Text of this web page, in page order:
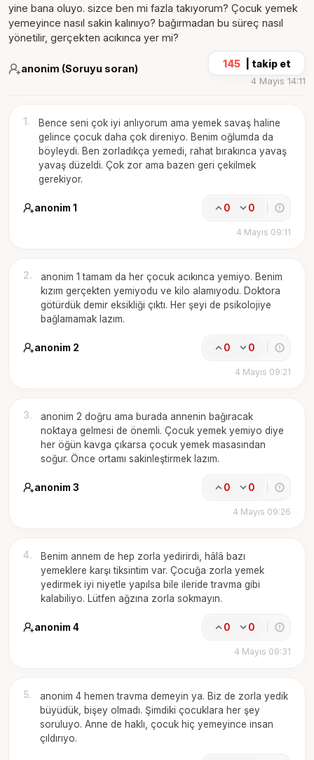
yine bana oluyo. sizce ben mi fazla takıyorum? Çocuk yemek
yemeyince nasıl sakin kalınıyo? bağırmadan bu süreç nasıl
yönetilir, gerçekten acıkınca yer mi?
anonim (Soruyu soran) 145 takip et
4 Mayıs 14:11
1 .
Bence seni çok iyi anlıyorum ama yemek savaş haline
gelince çocuk daha çok direniyo. Benim oğlumda da
böyleydi. Ben zorladıkça yemedi, rahat bırakınca yavaş
yavaş düzeldi. Çok zor ama bazen geri çekilmek
gerekiyor.
anonim 1 0 0
4 Mayıs 09:11
2.
anonim 1 tamam da her çocuk acıkınca yemiyo. Benim
kızım gerçekten yemiyodu ve kilo alamıyodu. Doktora
götürdük demir eksikliği çıktı. Her şeyi de psikolojiye
bağlamamak lazım.
anonim 2 0 0
4 Mayıs 09:21
3.
anonim 2 doğru ama burada annenin bağıracak
noktaya gelmesi de önemli. Çocuk yemek yemiyo diye
her öğün kavga çıkarsa çocuk yemek masasından
soğur. Önce ortamı sakinleştirmek lazım.
anonim 3 0 0
4 Mayıs 09:26
4.
Benim annem de hep zorla yedirirdi, hâlâ bazı
yemeklere karşı tiksintim var. Çocuğa zorla yemek
yedirmek iyi niyetle yapılsa bile ileride travma gibi
kalabiliyo. Lütfen ağzına zorla sokmayın.
anonim 4 0 0
4 Mayıs 09:31
5.
anonim 4 hemen travma demeyin ya. Biz de zorla yedik
büyüdük, bişey olmadı. Şimdiki çocuklara her şey
soruluyo. Anne de haklı, çocuk hiç yemeyince insan
çıldırıyo.